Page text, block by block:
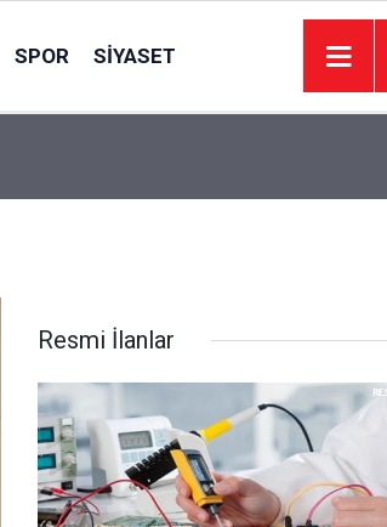
SPOR SIYASET
Resmi İlanlar